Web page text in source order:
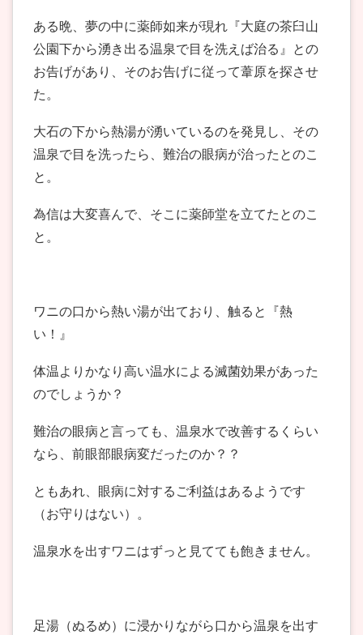
ある晩、夢の中に薬師如来が現れ『大庭の茶臼山
公園下から湧き出る温泉で目を洗えば治る』との
お告げがあり、そのお告げに従って葦原を探させ
た。
大石の下から熱湯が湧いているのを発見し、その
温泉で目を洗ったら、難治の眼病が治ったとのこ
と。
為信は大変喜んで、そこに薬師堂を立てたとのこ
と。
ワニの口から熱い湯が出ており、触ると『熱
い！』
体温よりかなり高い温水による滅菌効果があった
のでしょうか？
難治の眼病と言っても、温泉水で改善するくらい
なら、前眼部眼病変だったのか？？
ともあれ、眼病に対するご利益はあるようです
（お守りはない）。
温泉水を出すワニはずっと見てても飽きません。
足湯（ぬるめ）に浸かりながら口から温泉を出す